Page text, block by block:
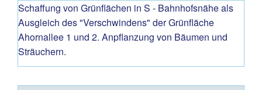
Schaffung von Grünflächen in S - Bahnhofsnähe als
Ausgleich des "Verschwindens" der Grünfläche
Ahornallee 1 und 2. Anpflanzung von Bäumen und
Sträuchern.